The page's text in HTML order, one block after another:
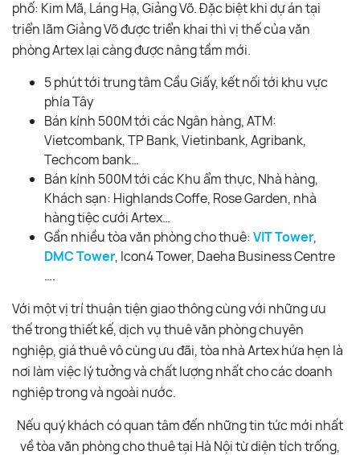
phố: Kim Mã, Láng Hạ, Giảng Võ. Đặc biệt khi dự án tại
triển lãm Giảng Võ được triển khai thì vị thế của văn
phòng Artex lại càng được nâng tầm mới.
5 phút tới trung tâm Cầu Giấy, kết nối tới khu vực
phía Tây
Bán kính 500M tới các Ngân hàng, ATM:
Vietcombank, TP Bank, Vietinbank, Agribank,
Techcom bank…
Bán kính 500M tới các Khu ẩm thực, Nhà hàng,
Khách sạn: Highlands Coffe, Rose Garden, nhà
hàng tiệc cưới Artex…
Gần nhiều tòa văn phòng cho thuê:VIT Tower,
DMC Tower, Icon4 Tower, Daeha Business Centre
….
Với một vị trí thuận tiện giao thông cùng với những ưu
thế trong thiết kế, dịch vụ thuê văn phòng chuyên
nghiệp, giá thuê vô cùng ưu đãi, tòa nhà Artex hứa hẹn là
nơi làm việc lý tưởng và chất lượng nhất cho các doanh
nghiệp trong và ngoài nước.
Nếu quý khách có quan tâm đến những tin tức mới nhất
về tòa văn phòng cho thuê tại Hà Nội từ diện tích trống,